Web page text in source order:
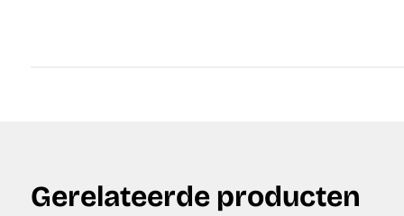
Gerelateerde producten